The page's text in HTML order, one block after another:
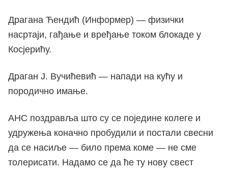
Драгана Ћендић (Информер) — физички
насртаји, гађање и вређање током блокаде у
Косјерићу.
Драган Ј. Вучићевић — напади на кућу и
породично имање.
АНС поздравља што су се поједине колеге и
удружења коначно пробудили и постали свесни
да се насиље — било према коме — не сме
толерисати. Надамо се да ће ту нову свест